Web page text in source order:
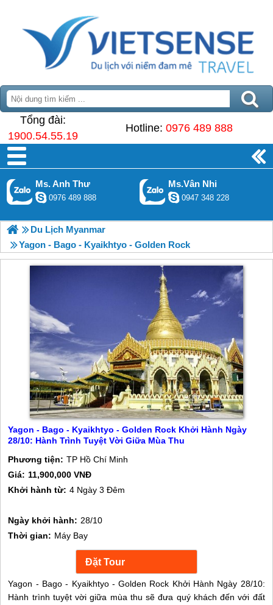
Tổng đài:
1900.54.55.19
Hotline: 0976 489 888
Ms. Anh Thư
0976 489 888
Ms.Vân Nhi
0947 348 228
Du Lịch Myanmar
Yagon - Bago - Kyaikhtyo - Golden Rock
Yagon - Bago - Kyaikhtyo - Golden Rock Khởi Hành Ngày
28/10: Hành Trình Tuyệt Vời Giữa Mùa Thu
Phương tiện: TP Hồ Chí Minh
Giá: 11,900,000 VNĐ
Khởi hành từ: 4 Ngày 3 Đêm
Ngày khởi hành: 28/10
Thời gian: Máy Bay
Yagon - Bago - Kyaikhtyo - Golden Rock Khởi Hành Ngày 28/10:
Hành trình tuyệt vời giữa mùa thu sẽ đưa quý khách đến với đất